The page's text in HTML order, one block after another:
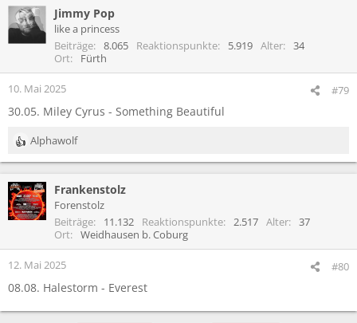
Jimmy Pop
like a princess
Beiträge
8.065 Reaktionspunkte 5.919 Alter
34
Ort
Fürth
10. Mai 2025 #79
30.05. Miley Cyrus - Something Beautiful
R
e
k
t
i
n
e
:
Alphawolf
Frankenstolz
Forenstolz
Beiträge
11.132 Reaktionspunkte 2.517 Alter
37
Ort
Weidhausen b. Coburg
12. Mai 2025 #80
08.08. Halestorm - Everest